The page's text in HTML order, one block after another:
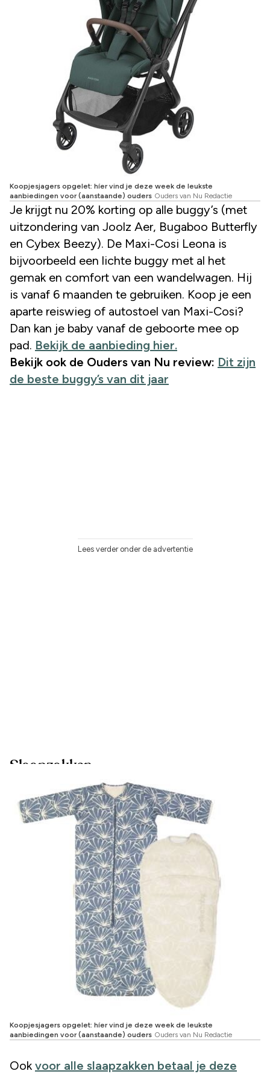
Koopjesjagers opgelet: híer vind je deze week de leukste
aanbiedingen voor (aanstaande) ouders Ouders van Nu Redactie
Je krijgt nu 20% korting op alle buggy’s (met
uitzondering van Joolz Aer, Bugaboo Butterfly
en Cybex Beezy). De Maxi-Cosi Leona is
bijvoorbeeld een lichte buggy met al het
gemak en comfort van een wandelwagen. Hij
is vanaf 6 maanden te gebruiken. Koop je een
aparte reiswieg of autostoel van Maxi-Cosi?
Dan kan je baby vanaf de geboorte mee op
pad. Bekijk de aanbieding hier.
Bekijk ook de Ouders van Nu review: Dit zijn
de beste buggy’s van dit jaar
Lees verder onder de advertentie
Slaapzakken
Koopjesjagers opgelet: híer vind je deze week de leukste
aanbiedingen voor (aanstaande) ouders Ouders van Nu Redactie
Ook voor alle slaapzakken betaal je deze